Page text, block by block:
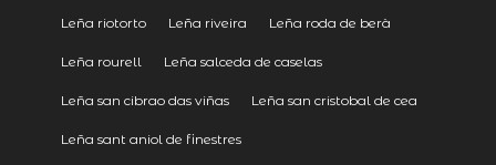
Leña riotorto Leña riveira Leña roda de berà
Leña rourell Leña salceda de caselas
Leña san cibrao das viñas Leña san cristobal de cea
Leña sant aniol de finestres